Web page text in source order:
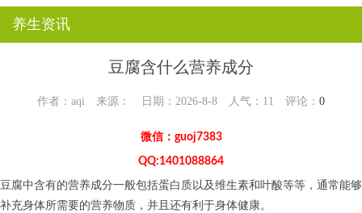
养生资讯
豆腐含什么营养成分
作者：aqi 来源： 日期：2026-8-8 人气： 11 评论： 0
微信：guoj7383
QQ:1401088864
豆腐中含有的营养成分一般包括蛋白质以及维生素和叶酸等等，通常能够
补充身体所需要的营养物质，并且还有利于身体健康。